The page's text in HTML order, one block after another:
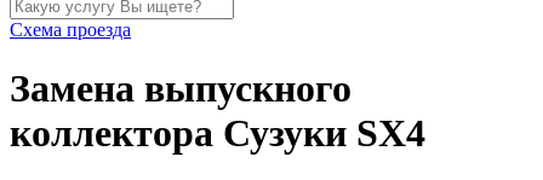
Схема проезда
Замена выпускного
коллектора Сузуки SX4